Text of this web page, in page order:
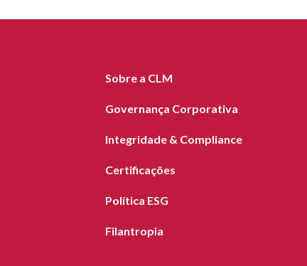
Sobre a CLM
Governança Corporativa
Integridade & Compliance
Certificações
Política ESG
Filantropia